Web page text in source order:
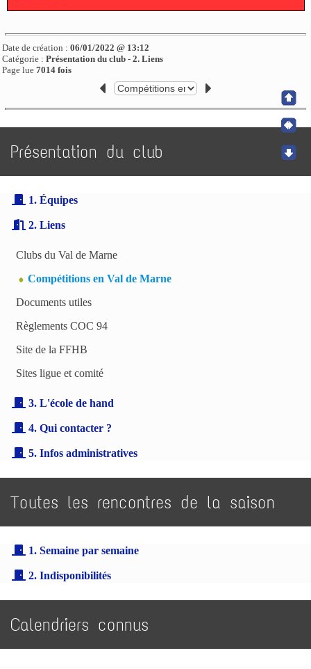
Date de création :06/01/2022 @ 13:12
Catégorie :Présentation du club - 2. Liens
Page lue7014 fois
Présentation du club
1. Équipes
2. Liens
Clubs du Val de Marne
Compétitions en Val de Marne
Documents utiles
Règlements COC 94
Site de la FFHB
Sites ligue et comité
3. L'école de hand
4. Qui contacter ?
5. Infos administratives
Toutes les rencontres de la saison
1. Semaine par semaine
2. Indisponibilités
Calendriers connus